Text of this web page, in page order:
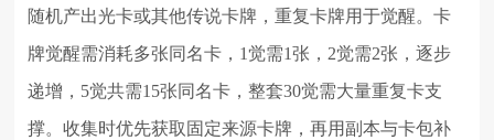
随机产出光卡或其他传说卡牌，重复卡牌用于觉醒。卡
牌觉醒需消耗多张同名卡，1觉需1张，2觉需2张，逐步
递增，5觉共需15张同名卡，整套30觉需大量重复卡支
撑。收集时优先获取固定来源卡牌，再用副本与卡包补